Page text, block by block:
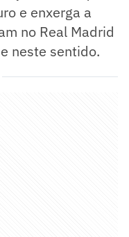
e enxerga a
no Real Madrid
neste sentido.